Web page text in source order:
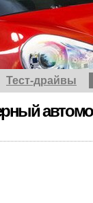
Тест-драйвы